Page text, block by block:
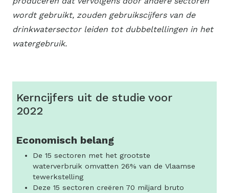
wordt gebruikt, zouden gebruikscijfers van de
drinkwatersector leiden tot dubbeltellingen in het
watergebruik.
Kerncijfers uit de studie voor
2022
Economisch belang
De 15 sectoren met het grootste
waterverbruik omvatten 26% van de Vlaamse
tewerkstelling
Deze 15 sectoren creëren 70 miljard bruto